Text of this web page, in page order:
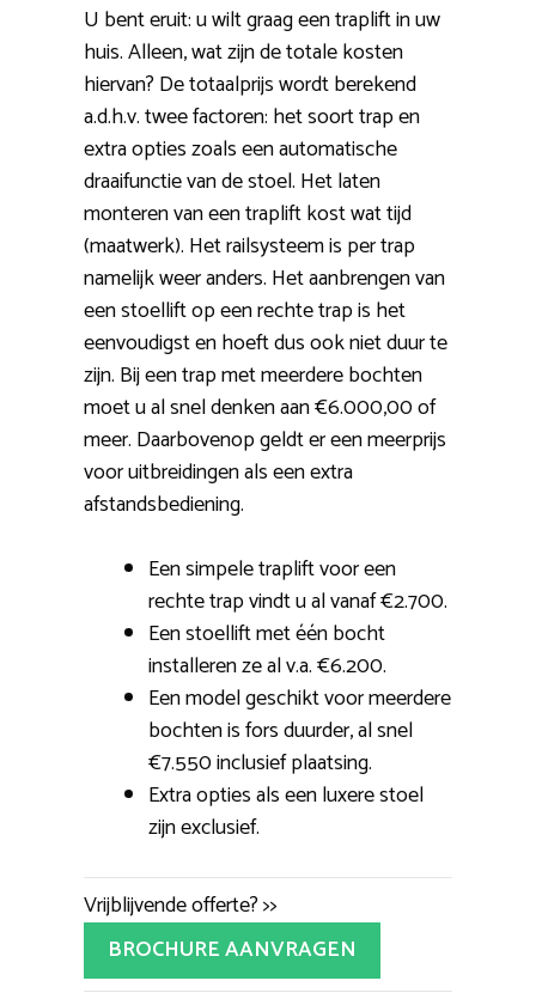
U bent eruit: u wilt graag een traplift in uw
huis. Alleen, wat zijn de totale kosten
hiervan? De totaalprijs wordt berekend
a.d.h.v. twee factoren: het soort trap en
extra opties zoals een automatische
draaifunctie van de stoel. Het laten
monteren van een traplift kost wat tijd
(maatwerk). Het railsysteem is per trap
namelijk weer anders. Het aanbrengen van
een stoellift op een rechte trap is het
eenvoudigst en hoeft dus ook niet duur te
zijn. Bij een trap met meerdere bochten
moet u al snel denken aan €6.000,00 of
meer. Daarbovenop geldt er een meerprijs
voor uitbreidingen als een extra
afstandsbediening.
Een simpele traplift voor een
rechte trap vindt u al vanaf €2.700.
Een stoellift met één bocht
installeren ze al v.a. €6.200.
Een model geschikt voor meerdere
bochten is fors duurder, al snel
€7.550 inclusief plaatsing.
Extra opties als een luxere stoel
zijn exclusief.
Vrijblijvende offerte? >>
BROCHURE AANVRAGEN